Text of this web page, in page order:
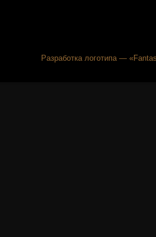
Разработка логотипа —